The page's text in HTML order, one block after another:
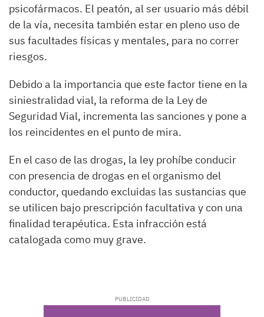
psicofármacos. El peatón, al ser usuario más débil
de la vía, necesita también estar en pleno uso de
sus facultades físicas y mentales, para no correr
riesgos.
Debido a la importancia que este factor tiene en la
siniestralidad vial, la reforma de la Ley de
Seguridad Vial, incrementa las sanciones y pone a
los reincidentes en el punto de mira.
En el caso de las drogas, la ley prohíbe conducir
con presencia de drogas en el organismo del
conductor, quedando excluidas las sustancias que
se utilicen bajo prescripción facultativa y con una
finalidad terapéutica. Esta infracción está
catalogada como muy grave.